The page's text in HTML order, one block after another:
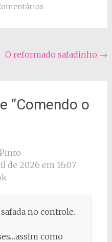
O reformado safadinho →
“Comendo o
de 2026 em 16:07
no controle.
como